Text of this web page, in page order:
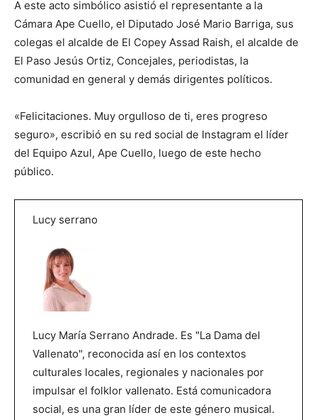
A este acto simbólico asistió el representante a la
Cámara Ape Cuello, el Diputado José Mario Barriga, sus
colegas el alcalde de El Copey Assad Raish, el alcalde de
El Paso Jesús Ortiz, Concejales, periodistas, la
comunidad en general y demás dirigentes políticos.
«Felicitaciones. Muy orgulloso de ti, eres progreso
seguro», escribió en su red social de Instagram el líder
del Equipo Azul, Ape Cuello, luego de este hecho
público.
Lucy serrano
Lucy María Serrano Andrade. Es "La Dama del
Vallenato", reconocida así en los contextos
culturales locales, regionales y nacionales por
impulsar el folklor vallenato. Está comunicadora
social, es una gran líder de este género musical.